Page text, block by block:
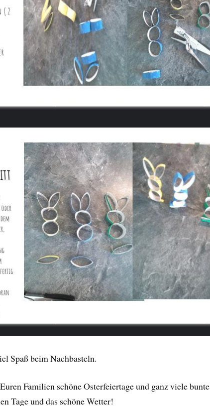
Spaß beim Nachbasteln.
Familien schöne Osterfeiertage und ganz viele bunte
Tage und das schöne Wetter!